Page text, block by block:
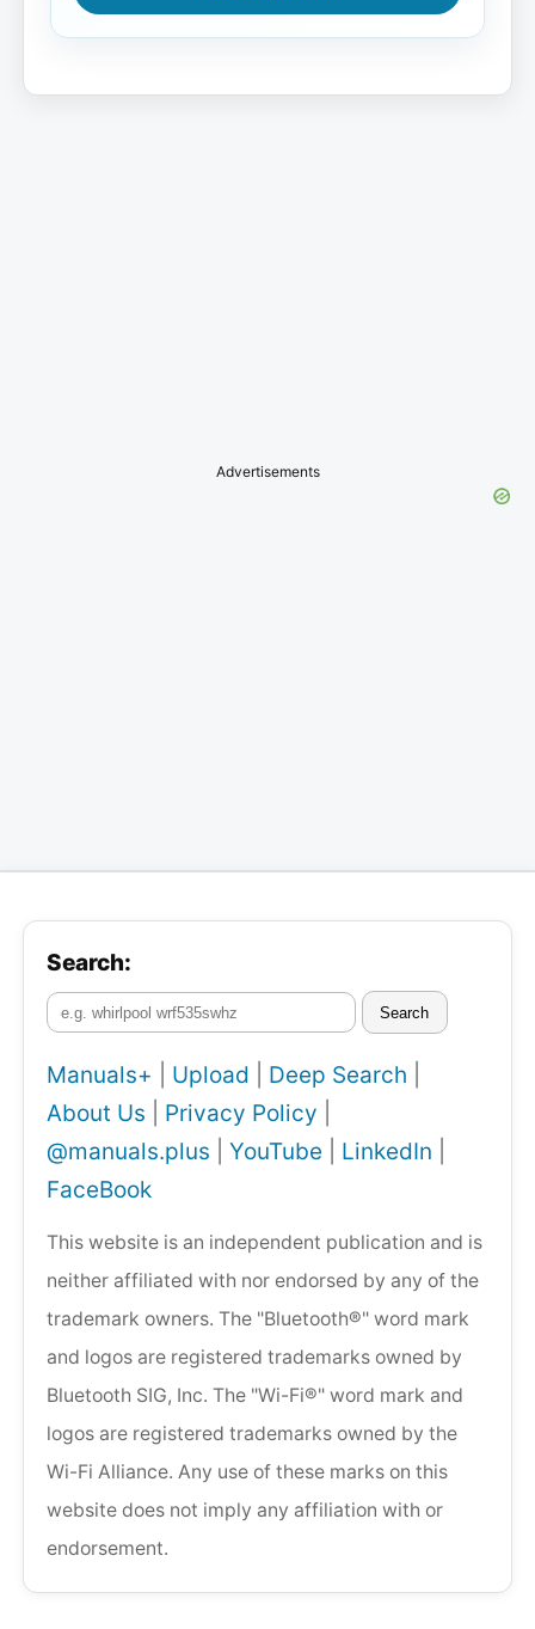
Advertisements
Search:
Search
Manuals+ Upload Deep Search
About Us
Privacy Policy
@manuals.plus
YouTube LinkedIn
FaceBook
This website is an independent publication and is
neither affiliated with nor endorsed by any of the
trademark owners. The "Bluetooth®" word mark
and logos are registered trademarks owned by
Bluetooth SIG, Inc. The "Wi-Fi®" word mark and
logos are registered trademarks owned by the
Wi-Fi Alliance. Any use of these marks on this
website does not imply any affiliation with or
endorsement.